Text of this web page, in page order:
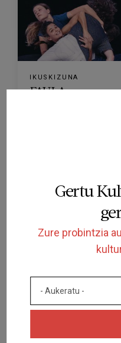
Gertu
Zure probintzia
IKUSKIZUNA
FAULA
IKUSKIZUNA
ÇA-TURNE